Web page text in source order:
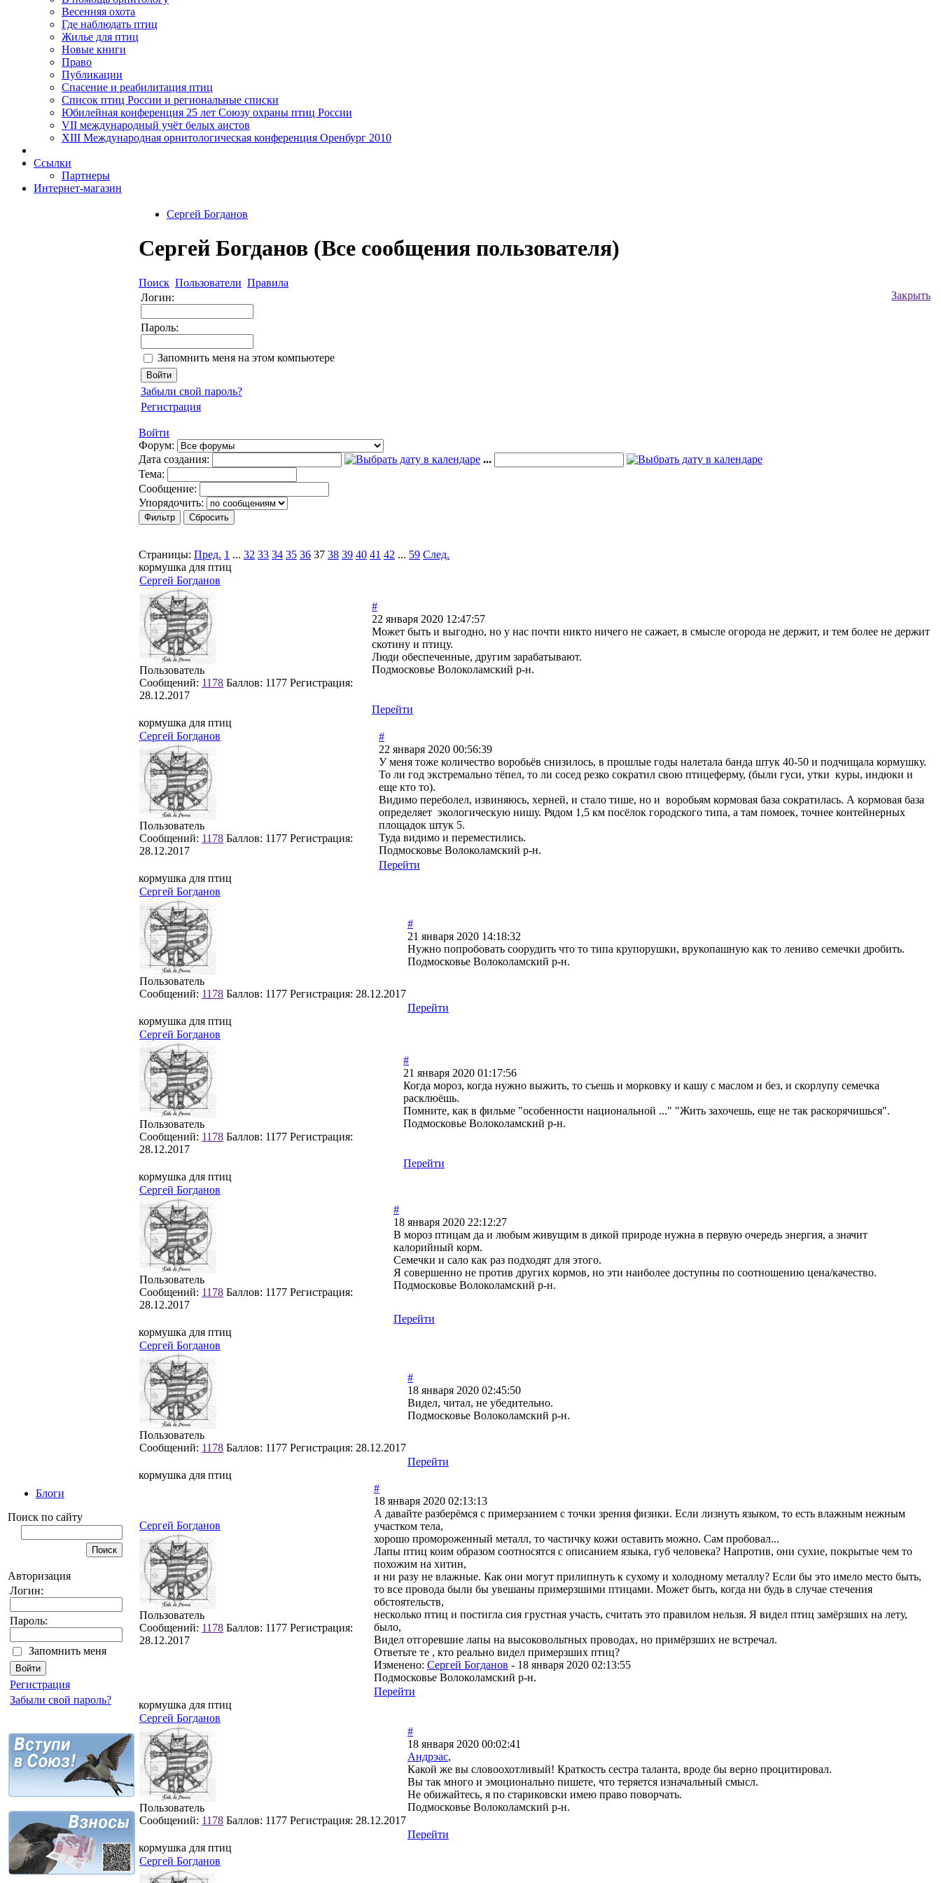
Весенняя охота
Где наблюдать птиц
Жилье для птиц
Новые книги
Право
Публикации
Спасение и реабилитация птиц
Список птиц России и региональные списки
Юбилейная конференция 25 лет Союзу охраны птиц России
VII международный учёт белых аистов
XIII Международная орнитологическая конференция Оренбург 2010
Ссылки
Партнеры
Интернет-магазин
Блоги
Поиск по сайту
Авторизация
Логин:
Пароль:
Запомнить меня
Регистрация
Забыли свой пароль?
Сергей Богданов
Сергей Богданов (Все сообщения пользователя)
Поиск Пользователи Правила
Закрыть
Логин:
Пароль:
Запомнить меня на этом компьютере
Забыли свой пароль?
Регистрация
Войти
Форум:
Дата создания:
...
Тема:
Сообщение:
Упорядочить:
Страницы: Пред. 1 ... 32 33 34 35 36 37 38 39 40 41 42 ... 59 След.
кормушка для птиц
Сергей Богданов
Пользователь
Сообщений: 1178 Баллов: 1177 Регистрация:
28.12.2017
#
22 января 2020 12:47:57
Может быть и выгодно, но у нас почти никто ничего не сажает, в смысле огорода не держит, и тем более не держит
скотину и птицу.
Люди обеспеченные, другим зарабатывают.
Подмосковье Волоколамский р-н.
Перейти
кормушка для птиц
Сергей Богданов
Пользователь
Сообщений: 1178 Баллов: 1177 Регистрация:
28.12.2017
#
22 января 2020 00:56:39
У меня тоже количество воробьёв снизилось, в прошлые годы налетала банда штук 40-50 и подчищала кормушку.
То ли год экстремально тёпел, то ли сосед резко сократил свою птицеферму, (были гуси, утки куры, индюки и
еще кто то).
Видимо переболел, извиняюсь, херней, и стало тише, но и воробьям кормовая база сократилась. А кормовая база
определяет экологическую нишу. Рядом 1,5 км посёлок городского типа, а там помоек, точнее контейнерных
площадок штук 5.
Туда видимо и переместились.
Подмосковье Волоколамский р-н.
Перейти
кормушка для птиц
Сергей Богданов
Пользователь
Сообщений: 1178 Баллов: 1177 Регистрация: 28.12.2017
#
21 января 2020 14:18:32
Нужно попробовать соорудить что то типа крупорушки, врукопашную как то лениво семечки дробить.
Подмосковье Волоколамский р-н.
Перейти
кормушка для птиц
Сергей Богданов
Пользователь
Сообщений: 1178 Баллов: 1177 Регистрация:
28.12.2017
#
21 января 2020 01:17:56
Когда мороз, когда нужно выжить, то съешь и морковку и кашу с маслом и без, и скорлупу семечка
расклюёшь.
Помните, как в фильме "особенности национальной ..." "Жить захочешь, еще не так раскорячишься".
Подмосковье Волоколамский р-н.
Перейти
кормушка для птиц
Сергей Богданов
Пользователь
Сообщений: 1178 Баллов: 1177 Регистрация:
28.12.2017
#
18 января 2020 22:12:27
В мороз птицам да и любым живущим в дикой природе нужна в первую очередь энергия, а значит
калорийный корм.
Семечки и сало как раз подходят для этого.
Я совершенно не против других кормов, но эти наиболее доступны по соотношению цена/качество.
Подмосковье Волоколамский р-н.
Перейти
кормушка для птиц
Сергей Богданов
Пользователь
Сообщений: 1178 Баллов: 1177 Регистрация: 28.12.2017
#
18 января 2020 02:45:50
Видел, читал, не убедительно.
Подмосковье Волоколамский р-н.
Перейти
кормушка для птиц
Сергей Богданов
Пользователь
Сообщений: 1178 Баллов: 1177 Регистрация:
28.12.2017
#
18 января 2020 02:13:13
А давайте разберёмся с примерзанием с точки зрения физики. Если лизнуть языком, то есть влажным нежным
участком тела,
хорошо промороженный металл, то частичку кожи оставить можно. Сам пробовал...
Лапы птиц коим образом соотносятся с описанием языка, губ человека? Напротив, они сухие, покрытые чем то
похожим на хитин,
и ни разу не влажные. Как они могут прилипнуть к сухому и холодному металлу? Если бы это имело место быть,
то все провода были бы увешаны примерзшими птицами. Может быть, когда ни будь в случае стечения
обстоятельств,
несколько птиц и постигла сия грустная участь, считать это правилом нельзя. Я видел птиц замёрзших на лету,
было,
Видел отгоревшие лапы на высоковольтных проводах, но примёрзших не встречал.
Ответьте те , кто реально видел примерзших птиц?
Изменено: Сергей Богданов - 18 января 2020 02:13:55
Подмосковье Волоколамский р-н.
Перейти
кормушка для птиц
Сергей Богданов
Пользователь
Сообщений: 1178 Баллов: 1177 Регистрация: 28.12.2017
#
18 января 2020 00:02:41
Андрэас,
Какой же вы словоохотливый! Краткость сестра таланта, вроде бы верно процитировал.
Вы так много и эмоционально пишете, что теряется изначальный смысл.
Не обижайтесь, я по стариковски имею право поворчать.
Подмосковье Волоколамский р-н.
Перейти
кормушка для птиц
Сергей Богданов